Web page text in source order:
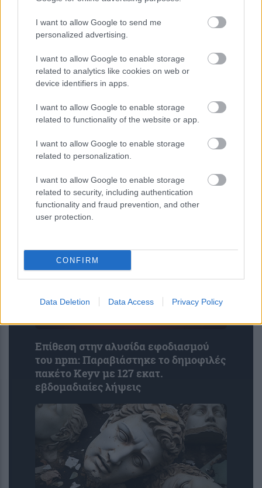
I want to allow Google to send me
personalized advertising.
I want to allow Google to enable storage
related to analytics like cookies on web or
device identifiers in apps.
I want to allow Google to enable storage
related to functionality of the website or app.
I want to allow Google to enable storage
related to personalization.
I want to allow Google to enable storage
related to security, including authentication
functionality and fraud prevention, and other
user protection.
CONFIRM
Data Deletion Data Access Privacy Policy
Η πατατοσαλάτα θα γίνει απίστευτα
νόστιμη αν προσθέσετε 1 απρόσμενο
υλικό – Συνήθως το πετάμε
Επίθεση στην αλυσίδα εφοδιασμού
του npm: Παραβιάστηκε το δημοφιλές
πακέτο Keyv με 127 εκατ.
εβδομαδιαίες λήψεις